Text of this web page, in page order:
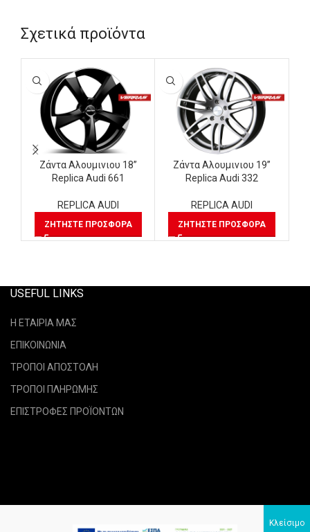
Σχετικά προϊόντα
Ζάντα Αλουμινιου 18”
Replica Audi 661
REPLICA AUDI
ΖΗΤΉΣΤΕ ΠΡΟΣΦΟΡΆ
Ζάντα Αλουμινιου 19”
Replica Audi 332
REPLICA AUDI
ΖΗΤΉΣΤΕ ΠΡΟΣΦΟΡΆ
USEFUL LINKS
Η ΕΤΑΙΡΙΑ ΜΑΣ
ΕΠΙΚΟΙΝΩΝΙΑ
ΤΡΟΠΟΙ ΑΠΟΣΤΟΛΗ
ΤΡΟΠΟΙ ΠΛΗΡΩΜΗΣ
ΕΠΙΣΤΡΟΦΕΣ ΠΡΟΪΟΝΤΩΝ